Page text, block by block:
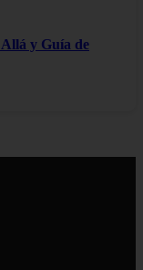
y Guía de